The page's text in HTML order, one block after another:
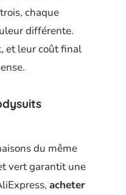
chaque
différente.
et leur coût final
du même
vert garantit une
acheter